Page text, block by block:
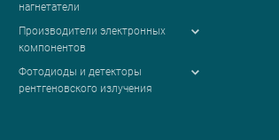
нагнетатели
Производители электронных
компонентов
Фотодиоды и детекторы
рентгеновского излучения